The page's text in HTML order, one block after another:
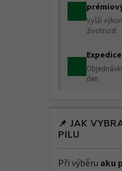
Vyšší
životnost
den
📌 JAK
PILU
Při výběru aku